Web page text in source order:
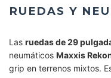
RUEDAS Y
Las ruedas de 29
neumáticos Maxxis
grip en terrenos mixtos.